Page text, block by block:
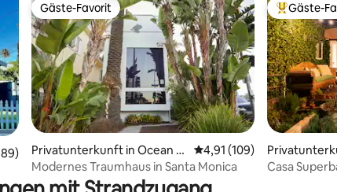
Bewertung: 4,99 von 5, 189 Bewertungen
Gäste-Favorit
Gäste-Favorit
Privatunterkunft in Ocean P
ark
Durchschnittliche
4,91 (109)
Modernes Traumhaus in Santa Monica
Beliebter
Gäste-
Casa